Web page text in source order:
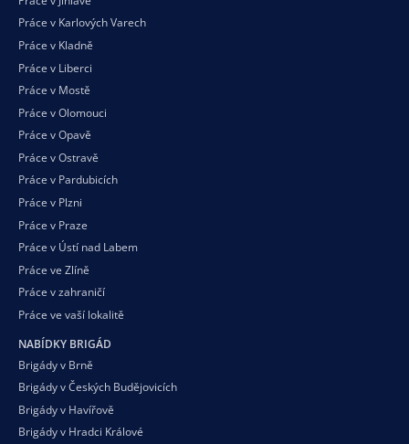
Práce v Karlových Varech
Práce v Kladně
Práce v Liberci
Práce v Mostě
Práce v Olomouci
Práce v Opavě
Práce v Ostravě
Práce v Pardubicích
Práce v Plzni
Práce v Praze
Práce v Ústí nad Labem
Práce ve Zlíně
Práce v zahraničí
Práce ve vaší lokalitě
NABÍDKY BRIGÁD
Brigády v Brně
Brigády v Českých Budějovicích
Brigády v Havířově
Brigády v Hradci Králové